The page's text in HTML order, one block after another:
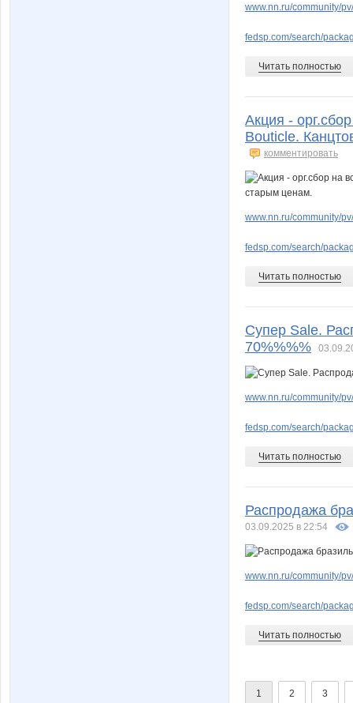
www.nn.ru/community/
fedsp.com/search/
Читать полностью
Акция -
Bouticle.
комментировать
www.nn.ru/community/
fedsp.com/search/
Читать полностью
Супер Sale.
70%%%%
www.nn.ru/community/
fedsp.com/search/
Читать полностью
Распродажа
03.09.2025 в 22:54
www.nn.ru/community/
fedsp.com/search/
Читать полностью
1 2 3